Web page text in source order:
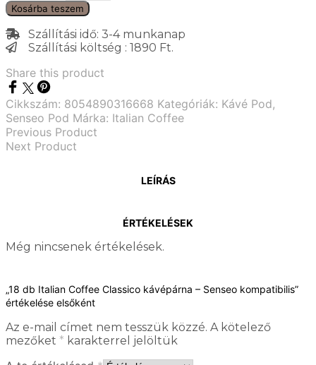
Kosárba teszem
Szállítási idő: 3-4 munkanap
Szállítási költség : 1890 Ft.
Share this product
Cikkszám: 8054890316668 Kategóriák: Kávé Pod,
Senseo Pod Márka: Italian Coffee
Previous Product
Next Product
LEÍRÁS
ÉRTÉKELÉSEK
Még nincsenek értékelések.
„18 db Italian Coffee Classico kávépárna – Senseo kompatibilis”
értékelése elsőként
Az e-mail címet nem tesszük közzé. A kötelező
mezőket * karakterrel jelöltük